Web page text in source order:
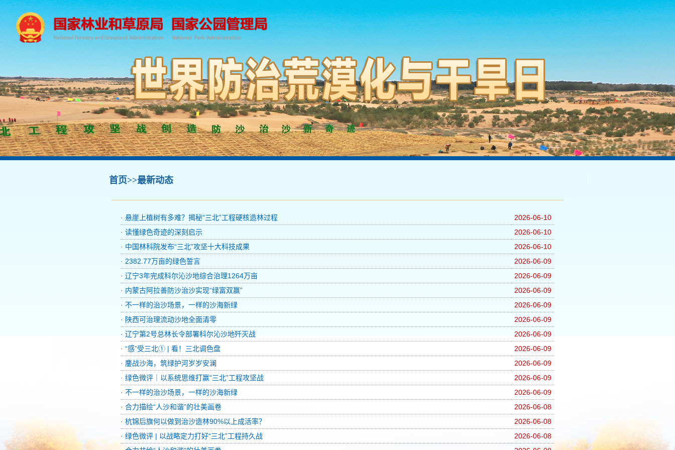
首页>>最新动态
· 悬崖上植树有多难？揭秘“三北”工程硬核造林过程
2026-06-10
· 读懂绿色奇迹的深刻启示
2026-06-10
· 中国林科院发布“三北”攻坚十大科技成果
2026-06-10
· 2382.77万亩的绿色誓言
2026-06-09
· 辽宁3年完成科尔沁沙地综合治理1264万亩
2026-06-09
· 内蒙古阿拉善防沙治沙实现“绿富双赢”
2026-06-09
· 不一样的治沙场景，一样的沙海新绿
2026-06-09
· 陕西可治理流动沙地全面清零
2026-06-09
· 辽宁第2号总林长令部署科尔沁沙地歼灭战
2026-06-09
· “感”受三北① | 看！三北调色盘
2026-06-09
· 鏖战沙海，筑绿护河岁岁安澜
2026-06-09
· 绿色微评｜以系统思维打赢“三北”工程攻坚战
2026-06-09
· 不一样的治沙场景，一样的沙海新绿
2026-06-09
· 合力描绘“人沙和谐”的壮美画卷
2026-06-08
· 杭锦后旗何以做到治沙造林90%以上成活率？
2026-06-08
· 绿色微评 | 以战略定力打好“三北”工程持久战
2026-06-08